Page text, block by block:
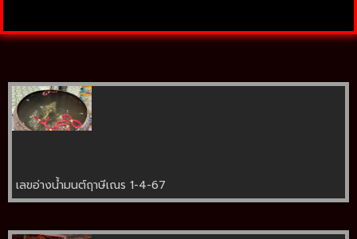
เลขอ่างน้ำมนต์ฤาษีเณร 1-4-67